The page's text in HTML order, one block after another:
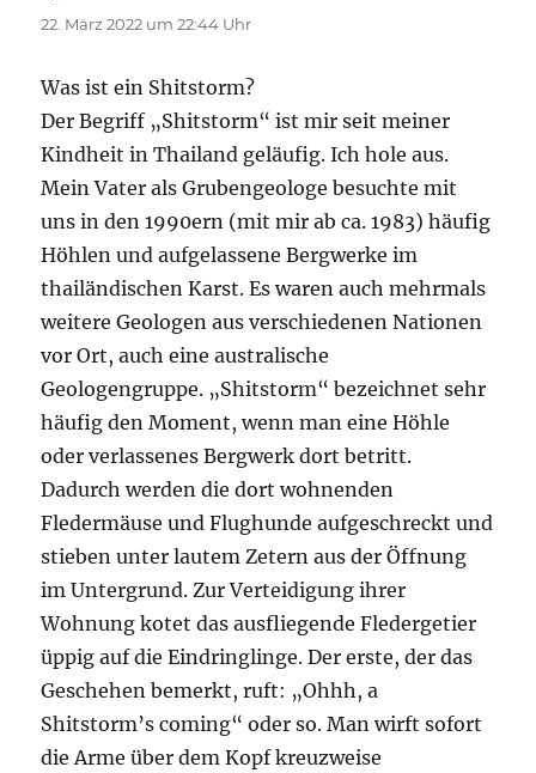
22. März 2022 um 22:44 Uhr
Was ist ein Shitstorm?
Der Begriff „Shitstorm“ ist mir seit meiner
Kindheit in Thailand geläufig. Ich hole aus.
Mein Vater als Grubengeologe besuchte mit
uns in den 1990ern (mit mir ab ca. 1983) häufig
Höhlen und aufgelassene Bergwerke im
thailändischen Karst. Es waren auch mehrmals
weitere Geologen aus verschiedenen Nationen
vor Ort, auch eine australische
Geologengruppe. „Shitstorm“ bezeichnet sehr
häufig den Moment, wenn man eine Höhle
oder verlassenes Bergwerk dort betritt.
Dadurch werden die dort wohnenden
Fledermäuse und Flughunde aufgeschreckt und
stieben unter lautem Zetern aus der Öffnung
im Untergrund. Zur Verteidigung ihrer
Wohnung kotet das ausfliegende Fledergetier
üppig auf die Eindringlinge. Der erste, der das
Geschehen bemerkt, ruft: „Ohhh, a
Shitstorm’s coming“ oder so. Man wirft sofort
die Arme über dem Kopf kreuzweise